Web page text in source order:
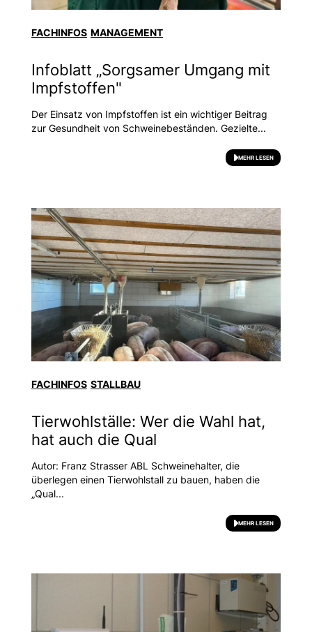
FACHINFOS MANAGEMENT
Infoblatt „Sorgsamer Umgang mit
Impfstoffen"
Der Einsatz von Impfstoffen ist ein wichtiger Beitrag
zur Gesundheit von Schweinebeständen. Gezielte...
MEHR LESEN
FACHINFOS STALLBAU
Tierwohlställe: Wer die Wahl hat,
hat auch die Qual
Autor: Franz Strasser ABL Schweinehalter, die
überlegen einen Tierwohlstall zu bauen, haben die
„Qual...
MEHR LESEN